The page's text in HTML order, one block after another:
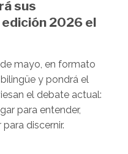
sus
2026 el
mayo, en formato
y pondrá el
el debate actual:
para entender,
discernir.